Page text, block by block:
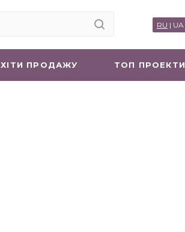
RU | UA
ХIТИ ПРОДАЖУ ТОП ПРОЕКТИ